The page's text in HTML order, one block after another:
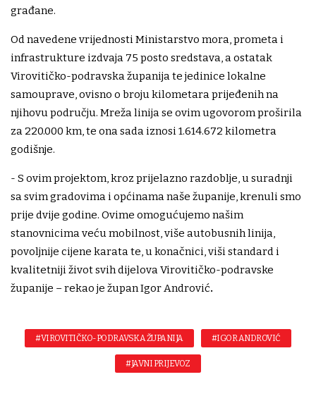
građane.
Od navedene vrijednosti Ministarstvo mora, prometa i
infrastrukture izdvaja 75 posto sredstava, a ostatak
Virovitičko-podravska županija te jedinice lokalne
samouprave, ovisno o broju kilometara prijeđenih na
njihovu području. Mreža linija se ovim ugovorom proširila
za 220.000 km, te ona sada iznosi 1.614.672 kilometra
godišnje.
- S ovim projektom, kroz prijelazno razdoblje, u suradnji
sa svim gradovima i općinama naše županije, krenuli smo
prije dvije godine. Ovime omogućujemo našim
stanovnicima veću mobilnost, više autobusnih linija,
povoljnije cijene karata te, u konačnici, viši standard i
kvalitetniji život svih dijelova Virovitičko-podravske
županije – rekao je župan Igor Andrović.
#VIROVITIČKO-PODRAVSKA ŽUPANIJA #IGOR ANDROVIĆ
#JAVNI PRIJEVOZ